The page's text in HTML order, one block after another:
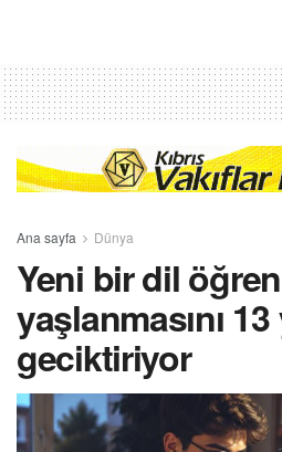
Ana sayfa Dünya
Yeni bir dil
yaşlanmasını
geciktiriyor